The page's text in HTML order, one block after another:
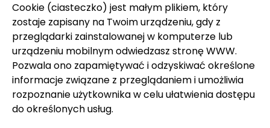
Cookie (ciasteczko) jest małym plikiem, który
zostaje zapisany na Twoim urządzeniu, gdy z
przeglądarki zainstalowanej w komputerze lub
urządzeniu mobilnym odwiedzasz stronę WWW.
Pozwala ono zapamiętywać i odzyskiwać określone
informacje związane z przeglądaniem i umożliwia
rozpoznanie użytkownika w celu ułatwienia dostępu
do określonych usług.